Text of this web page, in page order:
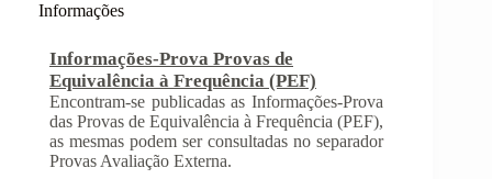
Informações
das Provas de Equivalência à Frequência (PEF),
Provas Avaliação Externa.
INSCRIÇÃO NAS PROVAS FINAIS E
NAS PROVAS DE EQUIVALÊNCIA À
FREQUÊNCIA
Com a publicação da Norma 1 do JNE – Júri